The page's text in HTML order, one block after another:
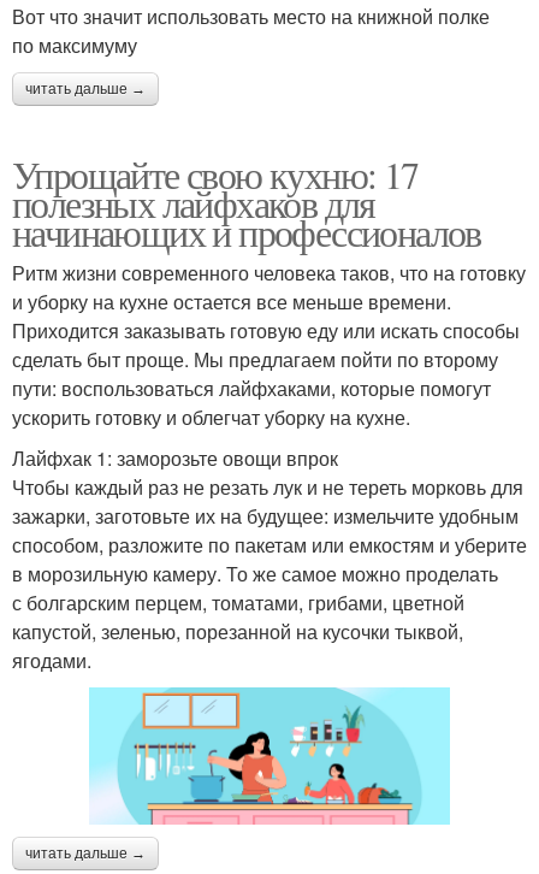
Вот что значит использовать место на книжной полке
по максимуму
читать дальше →
Упрощайте свою кухню: 17
полезных лайфхаков для
начинающих и профессионалов
Ритм жизни современного человека таков, что на готовку
и уборку на кухне остается все меньше времени.
Приходится заказывать готовую еду или искать способы
сделать быт проще. Мы предлагаем пойти по второму
пути: воспользоваться лайфхаками, которые помогут
ускорить готовку и облегчат уборку на кухне.
Лайфхак 1: заморозьте овощи впрок
Чтобы каждый раз не резать лук и не тереть морковь для
зажарки, заготовьте их на будущее: измельчите удобным
способом, разложите по пакетам или емкостям и уберите
в морозильную камеру. То же самое можно проделать
с болгарским перцем, томатами, грибами, цветной
капустой, зеленью, порезанной на кусочки тыквой,
ягодами.
читать дальше →